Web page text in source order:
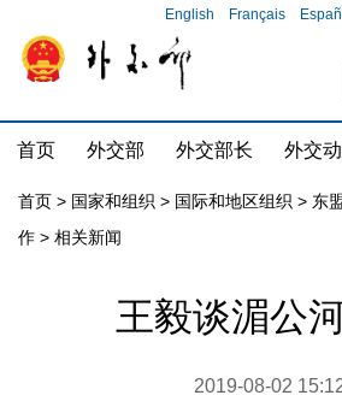
English Français
首页 外交部 外交部长 外交
首页 > 国家和组织 > 国际和地区组织 > 东
作 > 相关新闻
王毅谈湄公
2019-08-02